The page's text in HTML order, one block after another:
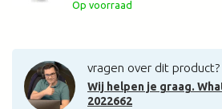
Op voorraad
vragen over dit product?
Wij helpen je graag.
2022662